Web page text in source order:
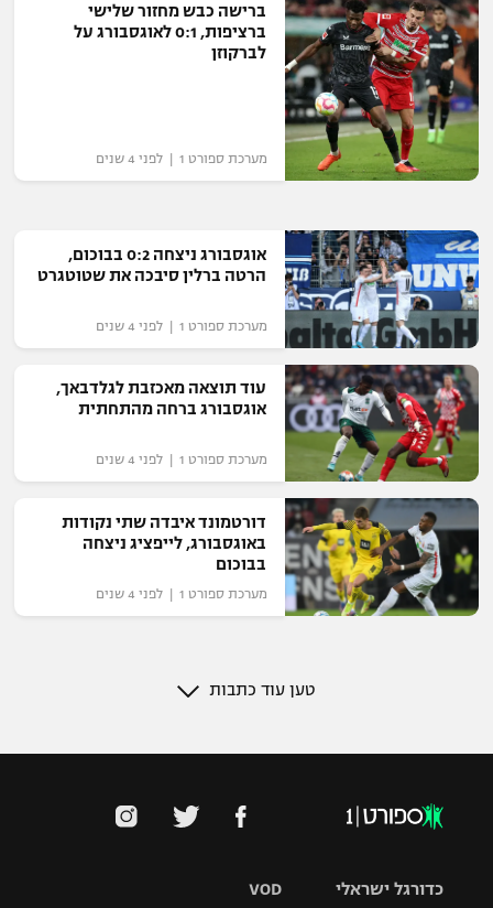
ברישה כבש מחזור שלישי
ברציפות, 0:1 לאוגסבורג על
לברקוזן
מערכת ספורט 1 | לפני 4 שנים
אוגסבורג ניצחה 0:2 בבוכום,
הרטה ברלין סיבכה את שטוטגרט
מערכת ספורט 1 | לפני 4 שנים
עוד תוצאה מאכזבת לגלדבאך,
אוגסבורג ברחה מהתחתית
מערכת ספורט 1 | לפני 4 שנים
דורטמונד איבדה שתי נקודות
באוגסבורג, לייפציג ניצחה
בבוכום
מערכת ספורט 1 | לפני 4 שנים
טען עוד כתבות
VOD כדורגל ישראלי